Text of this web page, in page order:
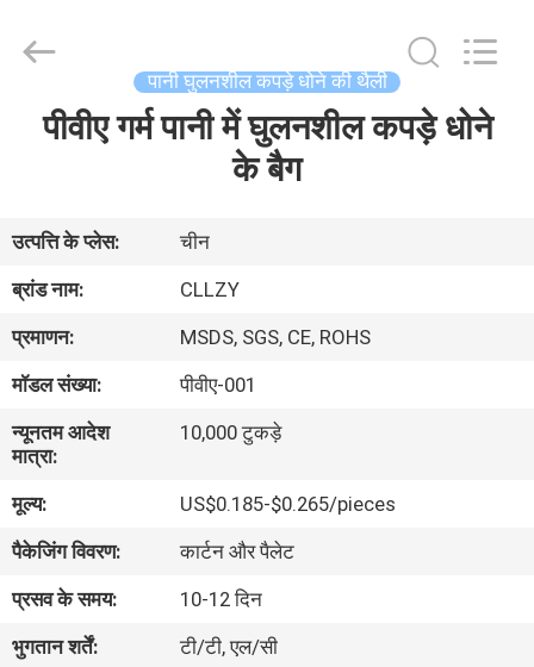
हमारे
बारे
कारखाने
दौरा
गुणवत्ता
नियंत्रण
Materials
Reserved.
पानी घुलनशील कपड़े धोने की थैली
पीवीए गर्म पानी में घुलनशील कपड़े धोने
के बैग
उत्पत्ति के प्लेस:
चीन
ब्रांड नाम:
CLLZY
प्रमाणन:
MSDS, SGS, CE, ROHS
मॉडल संख्या:
पीवीए-001
न्यूनतम आदेश
मात्रा:
10,000 टुकड़े
मूल्य:
US$0.185-$0.265/pieces
पैकेजिंग विवरण:
कार्टन और पैलेट
प्रसव के समय:
10-12 दिन
भुगतान शर्तें:
टी/टी, एल/सी